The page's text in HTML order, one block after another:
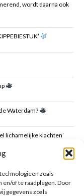
zoals
en/of te raadplegen. Door
gegevens zoals
wordt daarna ook
Waterdam?
lichamelijke klachten’